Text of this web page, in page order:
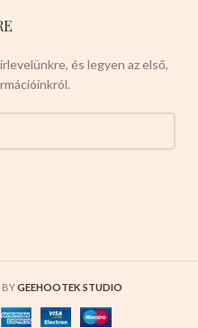
és legyen az első,
BYGEEHOOTEK STUDIO